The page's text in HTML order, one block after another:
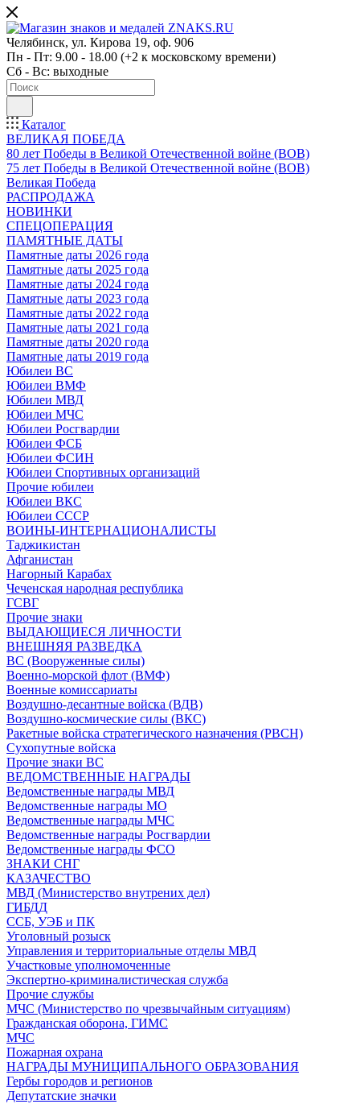
Челябинск, ул. Кирова 19, оф. 906
Пн - Пт: 9.00 - 18.00 (+2 к московскому времени)
Сб - Вс: выходные
Каталог
ВЕЛИКАЯ ПОБЕДА
80 лет Победы в Великой Отечественной войне (ВОВ)
75 лет Победы в Великой Отечественной войне (ВОВ)
Великая Победа
РАСПРОДАЖА
НОВИНКИ
СПЕЦОПЕРАЦИЯ
ПАМЯТНЫЕ ДАТЫ
Памятные даты 2026 года
Памятные даты 2025 года
Памятные даты 2024 года
Памятные даты 2023 года
Памятные даты 2022 года
Памятные даты 2021 года
Памятные даты 2020 года
Памятные даты 2019 года
Юбилеи ВС
Юбилеи ВМФ
Юбилеи МВД
Юбилеи МЧС
Юбилеи Росгвардии
Юбилеи ФСБ
Юбилеи ФСИН
Юбилеи Спортивных организаций
Прочие юбилеи
Юбилеи ВКС
Юбилеи СССР
ВОИНЫ-ИНТЕРНАЦИОНАЛИСТЫ
Таджикистан
Афганистан
Нагорный Карабах
Чеченская народная республика
ГСВГ
Прочие знаки
ВЫДАЮЩИЕСЯ ЛИЧНОСТИ
ВНЕШНЯЯ РАЗВЕДКА
ВС (Вооруженные силы)
Военно-морской флот (ВМФ)
Военные комиссариаты
Воздушно-десантные войска (ВДВ)
Воздушно-космические силы (ВКС)
Ракетные войска стратегического назначения (РВСН)
Сухопутные войска
Прочие знаки ВС
ВЕДОМСТВЕННЫЕ НАГРАДЫ
Ведомственные награды МВД
Ведомственные награды МО
Ведомственные награды МЧС
Ведомственные награды Росгвардии
Ведомственные награды ФСО
ЗНАКИ СНГ
КАЗАЧЕСТВО
МВД (Министерство внутрених дел)
ГИБДД
ССБ, УЭБ и ПК
Уголовный розыск
Управления и территориальные отделы МВД
Участковые уполномоченные
Экспертно-криминалистическая служба
Прочие службы
МЧС (Министерство по чрезвычайным ситуациям)
Гражданская оборона, ГИМС
МЧС
Пожарная охрана
НАГРАДЫ МУНИЦИПАЛЬНОГО ОБРАЗОВАНИЯ
Гербы городов и регионов
Депутатские значки